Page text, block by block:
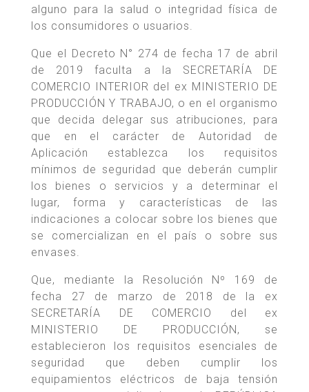
alguno para la salud o integridad física de
los consumidores o usuarios.
Que el Decreto N° 274 de fecha 17 de abril
de 2019 faculta a la SECRETARÍA DE
COMERCIO INTERIOR del ex MINISTERIO DE
PRODUCCIÓN Y TRABAJO, o en el organismo
que decida delegar sus atribuciones, para
que en el carácter de Autoridad de
Aplicación establezca los requisitos
mínimos de seguridad que deberán cumplir
los bienes o servicios y a determinar el
lugar, forma y características de las
indicaciones a colocar sobre los bienes que
se comercializan en el país o sobre sus
envases.
Que, mediante la Resolución Nº 169 de
fecha 27 de marzo de 2018 de la ex
SECRETARÍA DE COMERCIO del ex
MINISTERIO DE PRODUCCIÓN, se
establecieron los requisitos esenciales de
seguridad que deben cumplir los
equipamientos eléctricos de baja tensión